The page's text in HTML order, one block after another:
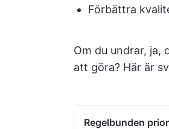
Förbättra
Om du undrar, ja,
att göra? Här är
Regelbunden